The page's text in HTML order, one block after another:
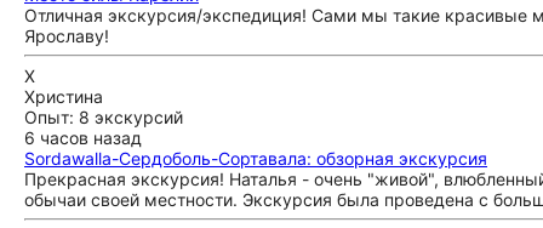
Отличная экскурсия/экспедиция! Сами мы такие красивые
Ярославу!
Х
Христина
Опыт: 8 экскурсий
6 часов назад
Sordawalla-Сердоболь-Сортавала: обзорная экскурсия
Прекрасная экскурсия! Наталья - очень "живой",
обычаи своей местности. Экскурсия была проведена с